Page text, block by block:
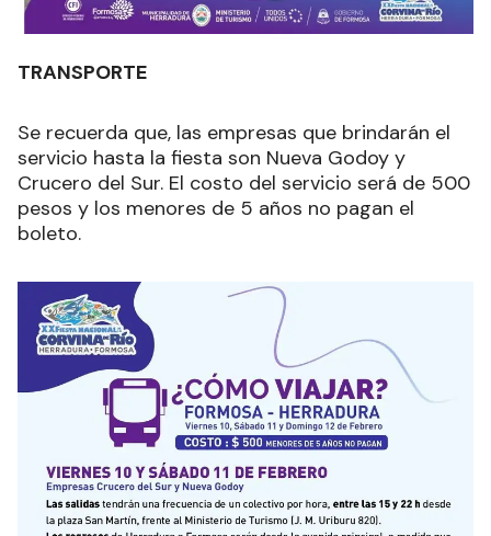
TRANSPORTE
Se recuerda que, las empresas que brindarán el
servicio hasta la fiesta son Nueva Godoy y
Crucero del Sur. El costo del servicio será de 500
pesos y los menores de 5 años no pagan el
boleto.